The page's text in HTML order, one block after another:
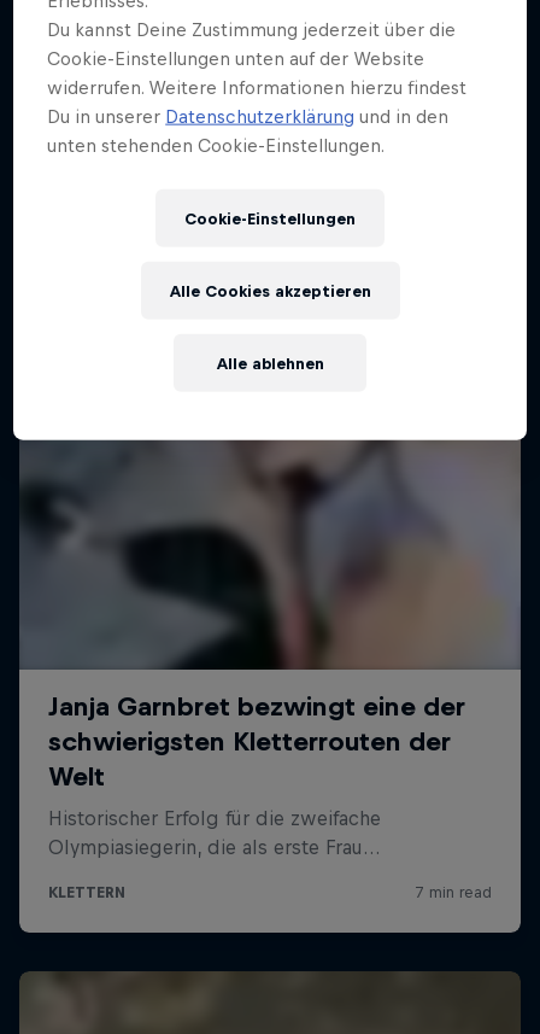
Du kannst Deine Zustimmung jederzeit über die
Cookie-Einstellungen unten auf der Website
widerrufen. Weitere Informationen hierzu findest
Du in unserer Datenschutzerklärung und in den
unten stehenden Cookie-Einstellungen.
Cookie-Einstellungen
Alle ablehnen
Alle Cookies akzeptieren